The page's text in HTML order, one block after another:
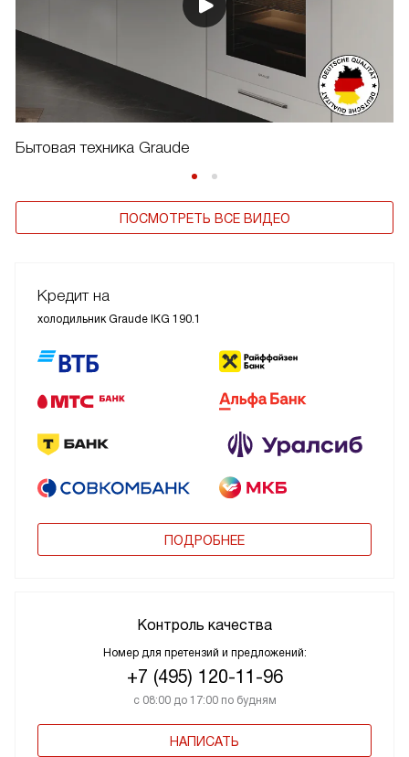
Бытовая техника Graude
ПОСМОТРЕТЬ ВСЕ ВИДЕО
Кредит на
холодильник Graude IKG 190.1
ПОДРОБНЕЕ
Контроль качества
Номер для претензий и предложений:
+7 (495) 120-11-96
с 08:00 до 17:00 по будням
НАПИСАТЬ